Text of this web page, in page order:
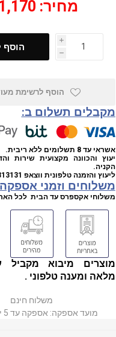
מחיר:
i
h
הוסף
הוסף לרשימת
מקבלים תשלום ב:
אשראי עד 8 תשלומים ללא ריבית.
יעוץ והכוונה מקצועית שירות
הקניה.
ליעוץ והזמנה טלפונית ווצאפ
משלוחים וזמני
משלוחי אקספרס עד הבית לכל
מוצרים מיבוא מקביל
מלאה ומענה טלפוני .
משלוח חינם
מועד אספקה: אספקה עד 5 ימי עסקים